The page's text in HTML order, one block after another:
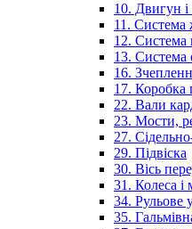
10. Двигун
11. Система
12. Система
13. Система
16.
17. Коробка
22. Вали
23. Мости,
27.
29. Підвіска
30. Вісь
31. Колеса і
34. Рульове
35.